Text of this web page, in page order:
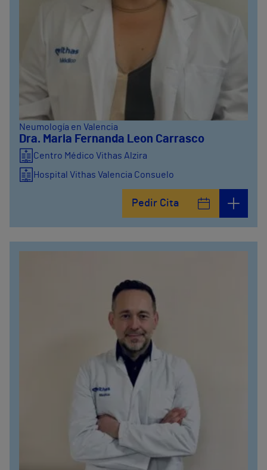
Neumología en Valencia
Dra. Maria Fernanda Leon Carrasco
Centro Médico Vithas Alzira
Hospital Vithas Valencia Consuelo
Pedir Cita